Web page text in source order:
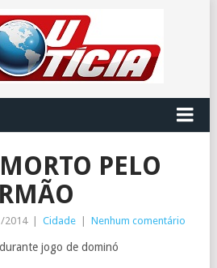
PELO
2014 Cidade Nenhum comentário
jogo de dominó